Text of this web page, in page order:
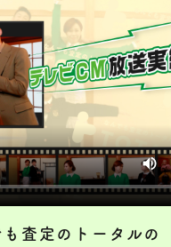
も査定のトータルの